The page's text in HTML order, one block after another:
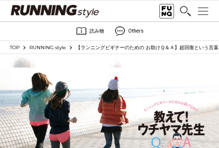
読み物 Others
TOP RUNNING style 【ランニングビギナーのための お助けＱ＆Ａ】超回復という